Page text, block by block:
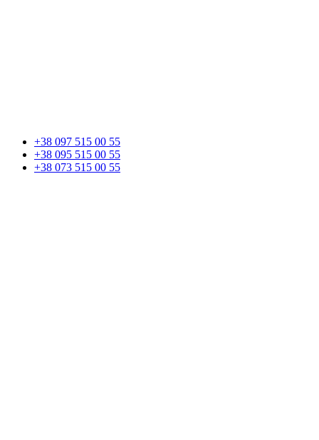
+38 097 515 00 55
+38 095 515 00 55
+38 073 515 00 55